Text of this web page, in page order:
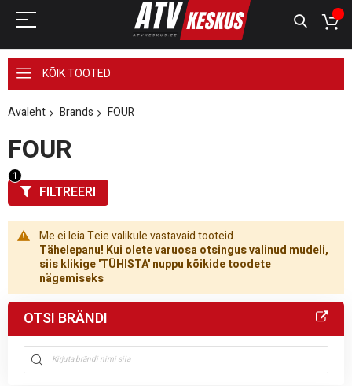
KÕIK TOOTED
Avaleht Brands FOUR
FOUR
Me ei leia Teie valikule vastavaid tooteid.
Tähelepanu! Kui olete varuosa otsingus valinud mudeli,
siis klikige 'TÜHISTA' nuppu kõikide toodete
nägemiseks
FILTREERI
OTSI BRÄNDI